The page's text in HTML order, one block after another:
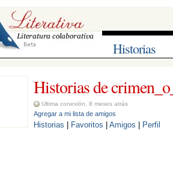
Historias
Historias de
Ultima conexión, 8 meses atrás
Agregar a mi lista de amigos
Historias Favoritos Amigos Perfil